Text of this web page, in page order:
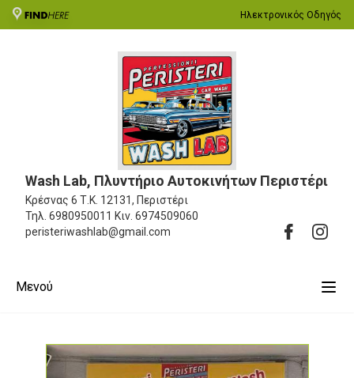
Ηλεκτρονικός Οδηγός
Wash Lab, Πλυντήριο Αυτοκινήτων Περιστέρι
Κρέσνας 6 Τ.Κ. 12131, Περιστέρι
Τηλ. 6980950011 Κιν. 6974509060
peristeriwashlab@gmail.com
Μενού